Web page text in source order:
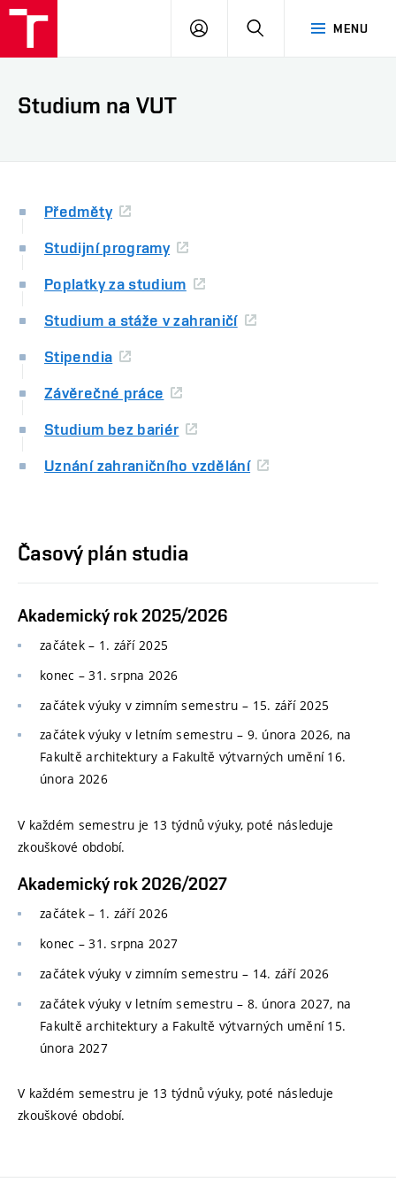
MENU
PŘIHLÁSIT
Studium na VUT
Předměty
Studijní programy
Poplatky za studium
Studium a stáže v zahraničí
Stipendia
Závěrečné práce
Studium bez bariér
Uznání zahraničního vzdělání
Časový plán studia
Akademický rok 2025/2026
začátek – 1. září 2025
konec –31. srpna 2026
začátek výuky v zimním semestru – 15. září 2025
začátek výuky v letním semestru – 9. února 2026, na
Fakultě architektury a Fakultě výtvarných umění 16.
února 2026
V každém semestru je 13 týdnů výuky, poté následuje
zkouškové období.
Akademický rok 2026/2027
začátek – 1. září 2026
konec –31. srpna 2027
začátek výuky v zimním semestru – 14. září 2026
začátek výuky v letním semestru – 8. února 2027, na
Fakultě architektury a Fakultě výtvarných umění 15.
února 2027
V každém semestru je 13 týdnů výuky, poté následuje
zkouškové období.